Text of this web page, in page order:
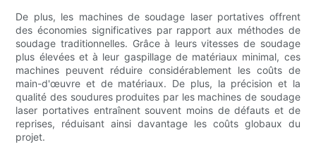
De plus, les machines de soudage laser portatives offrent
des économies significatives par rapport aux méthodes de
soudage traditionnelles. Grâce à leurs vitesses de soudage
plus élevées et à leur gaspillage de matériaux minimal, ces
machines peuvent réduire considérablement les coûts de
main-d'œuvre et de matériaux. De plus, la précision et la
qualité des soudures produites par les machines de soudage
laser portatives entraînent souvent moins de défauts et de
reprises, réduisant ainsi davantage les coûts globaux du
projet.